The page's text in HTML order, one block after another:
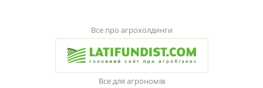
Все про агрохолдинги
Все для агрономів